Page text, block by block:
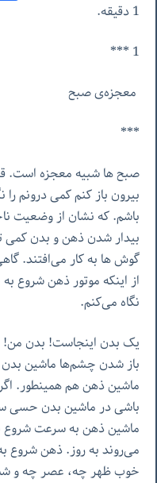
1 دقیقه.
1 ***
معجزه‌ی صبح
***
صبح ها شبیه معجزه است.
بیرون باز کنم کمی درونم
باشم. که نشان از وضعیت
بیدار شدن ذهن و بدن
گوش ها به کار می‌افتند.
از اینکه موتور ذهن شروع
نگاه می‌کنم.
یک بدن اینجاست! بدن من!
باز شدن چشم‌ها ماشین
ماشین ذهن هم همینطور.
باشی در ماشین بدن حسی
ماشین ذهن به سرعت شروع
می‌روند به روز. ذهن شروع
خوب ظهر چه، عصر چه و